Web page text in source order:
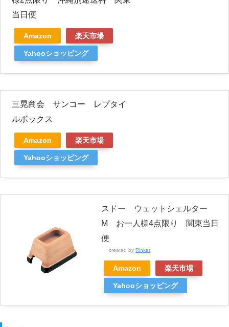
当日便
Amazon 楽天市場
Yahooショッピング
三晃商会 サンコー レプタイ
ルボックス
Amazon 楽天市場
Yahooショッピング
スドー ウェットシェルター
M お一人様4点限り 関東当日
便
created by Rinker
Amazon 楽天市場
Yahooショッピング